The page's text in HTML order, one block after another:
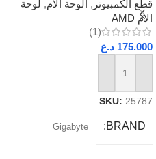
قطع الكمبيوتر , الوحة الام, لوحة
الام AMD
(1)
175.000 د.ع
إضافة إلى السلة
SKU: 25787
BRAND
Gigabyte